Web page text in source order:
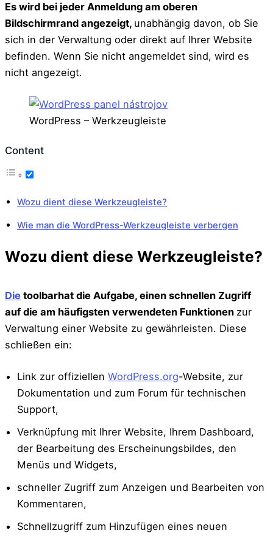
Es wird bei jeder Anmeldung am oberen
Bildschirmrand angezeigt, unabhängig davon, ob Sie
sich in der Verwaltung oder direkt auf Ihrer Website
befinden. Wenn Sie nicht angemeldet sind, wird es
nicht angezeigt.
WordPress – Werkzeugleiste
Content
Wozu dient diese Werkzeugleiste?
Wie man die WordPress-Werkzeugleiste verbergen
Wozu dient diese Werkzeugleiste?
Die toolbarhat die Aufgabe, einen schnellen Zugriff
auf die am häufigsten verwendeten Funktionen zur
Verwaltung einer Website zu gewährleisten. Diese
schließen ein:
Link zur offiziellen WordPress.org-Website, zur
Dokumentation und zum Forum für technischen
Support,
Verknüpfung mit Ihrer Website, Ihrem Dashboard,
der Bearbeitung des Erscheinungsbildes, den
Menüs und Widgets,
schneller Zugriff zum Anzeigen und Bearbeiten von
Kommentaren,
Schnellzugriff zum Hinzufügen eines neuen